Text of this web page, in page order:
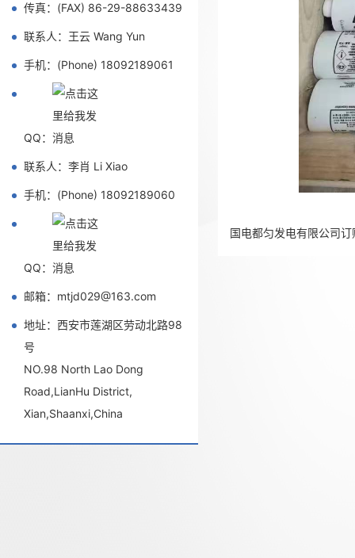
传真：(FAX) 86-29-88633439
联系人：王云 Wang Yun
手机：(Phone) 18092189061
QQ：
联系人：李肖 Li Xiao
手机：(Phone) 18092189060
QQ：
邮箱：mtjd029@163.com
地址：西安市莲湖区劳动北路98
号
NO.98 North Lao Dong
Road,LianHu District,
Xian,Shaanxi,China
国电都匀发电有限公司